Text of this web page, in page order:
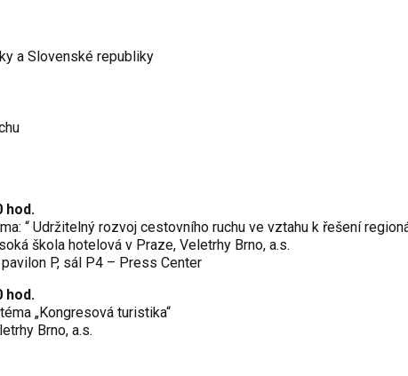
a Slovenské republiky
hod.
“ Udržitelný rozvoj cestovního ruchu ve vztahu k řešení
škola hotelová v Praze, Veletrhy Brno, a.s.
P, sál P4 – Press Center
hod.
„Kongresová turistika“
Brno, a.s.